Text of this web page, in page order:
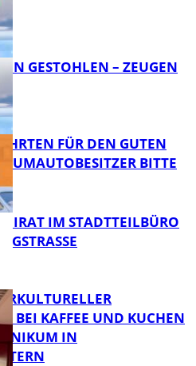
GESTOHLEN – ZEUGEN
FÜR DEN GUTEN
BITTE
IM STADTTEILBÜRO
BEI KAFFEE UND KUCHEN
IN